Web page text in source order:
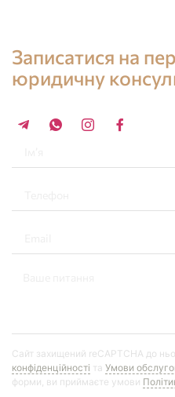
Записатися на
юридичну
Сайт захищений reCAPTCHA до
конфіденційності та Умови
форми, ви приймаєте умови